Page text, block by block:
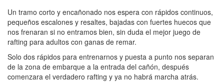
Un tramo corto y encañonado nos espera con rápidos continuos,
pequeños escalones y resaltes, bajadas con fuertes huecos que
nos frenaran si no entramos bien, sin duda el mejor juego de
rafting para adultos con ganas de remar.
Solo dos rápidos para entrenarnos y puesta a punto nos separan
de la zona de embarque a la entrada del cañón, después
comenzara el verdadero rafting y ya no habrá marcha atrás.